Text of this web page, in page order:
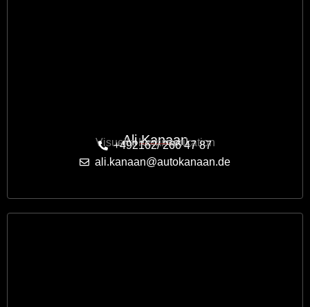
Ali Kanaan
Visuelle Kommunikation
+492162/ 266 47 87
ali.kanaan@autokanaan.de